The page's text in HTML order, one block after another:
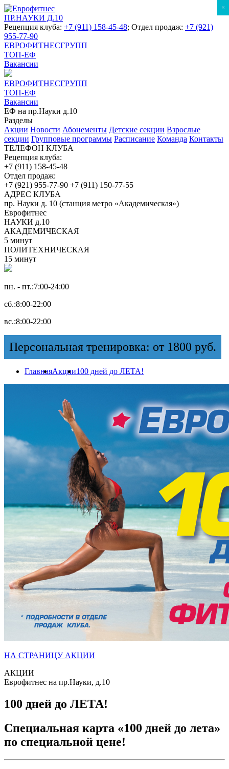
ПР.НАУКИ Д.10
Рецепция клуба: +7 (911) 158-45-48; Отдел продаж: +7 (921)
955-77-90
ЕВРОФИТНЕСГРУПП
ТОП-ЕФ
Вакансии
ЕВРОФИТНЕСГРУПП
ТОП-ЕФ
Вакансии
ЕФ на пр.Науки д.10
Разделы
Акции Новости Абонементы Детские секции Взрослые
секции Групповые программы Расписание Команда Контакты
ТЕЛЕФОН КЛУБА
Рецепция клуба:
+7 (911) 158-45-48
Отдел продаж:
+7 (921) 955-77-90 +7 (911) 150-77-55
АДРЕС КЛУБА
пр. Науки д. 10 (станция метро «Академическая»)
Еврофитнес
НАУКИ д.10
АКАДЕМИЧЕСКАЯ
5 минут
ПОЛИТЕХНИЧЕСКАЯ
15 минут
пн. - пт.:7:00-24:00
сб.:8:00-22:00
вс.:8:00-22:00
Персональная тренировка: от 1800 руб.
ГлавнаяАкции100 дней до ЛЕТА!
НА СТРАНИЦУ АКЦИИ
АКЦИИ
Еврофитнес на пр.Науки, д.10
100 дней до ЛЕТА!
Специальная карта «100 дней до лета»
по специальной цене!
×